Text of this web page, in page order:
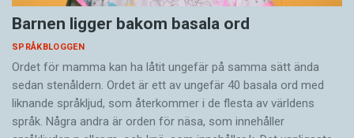
Barnen ligger bakom basala ord
SPRÅKBLOGGEN
Ordet för mamma kan ha låtit ungefär på samma sätt ända
sedan stenåldern. Ordet är ett av ungefär 40 basala ord med
liknande språkljud, som återkommer i de flesta av världens
språk. Några andra är orden för näsa, som innehåller